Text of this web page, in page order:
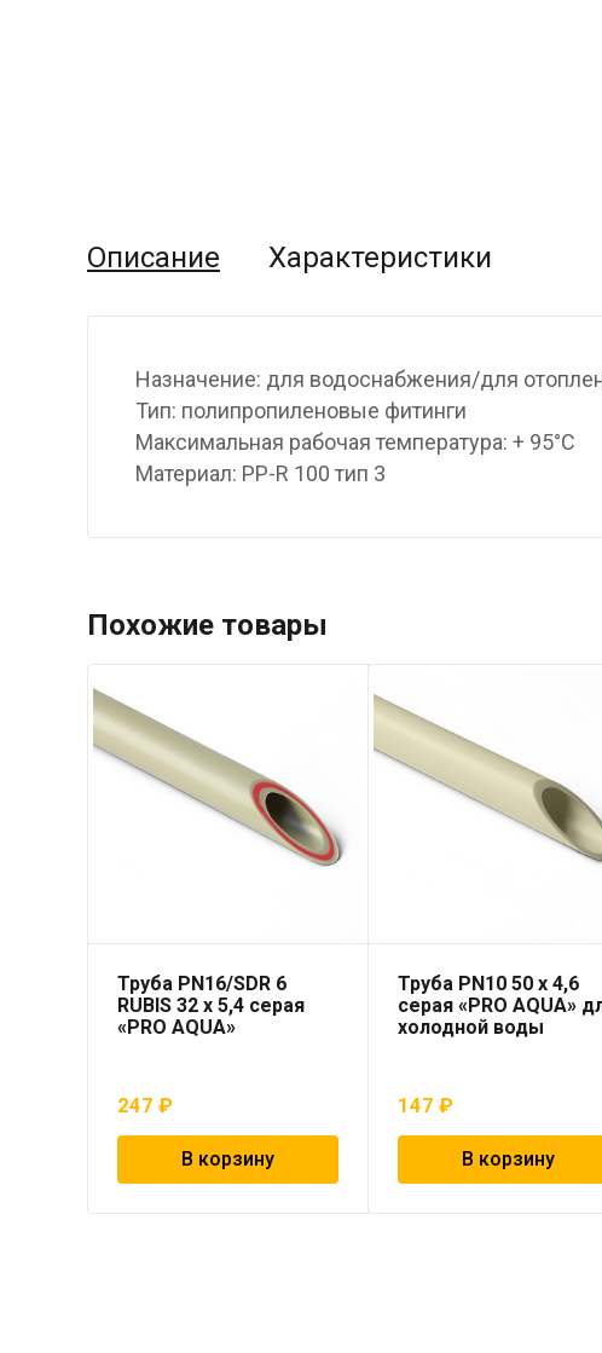
Описание Характеристики
Назначение: для водоснабжения/для
Тип: полипропиленовые фитинги
Максимальная рабочая температура: + 95°С
Материал: PP-R 100 тип 3
Похожие товары
Труба PN16/SDR 6
RUBIS 32 x 5,4 серая
«PRO AQUA»
247 ₽
В корзину
Труба PN10 50 x 4,6
серая «PRO AQUA»
холодной воды
147₽
В корзину